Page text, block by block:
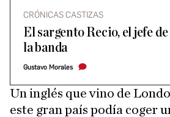
CRÓNICAS CASTIZAS
El sargento Recio, el jefe de
la banda
Gustavo Morales
Un inglés que vino de
este gran país podía coger